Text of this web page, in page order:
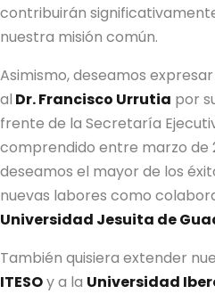
contribuirán
nuestra misión común.
Asimismo, deseamos
al Dr. Francisco Urrutia por
frente de la Secretaría
comprendido entre marzo de
deseamos el mayor de los
nuevas labores como
Universidad Jesuita de
También quisiera extender
ITESOy a la Universidad